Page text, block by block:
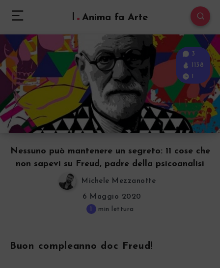
l Anima fa Arte
Nessuno può mantenere un segreto: 11 cose che
non sapevi su Freud, padre della psicoanalisi
3
1138
1
Michele Mezzanotte
6 Maggio 2020
1 min lettura
Buon compleanno doc Freud!